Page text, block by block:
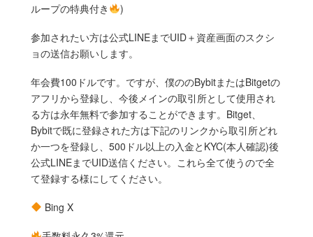
ループの特典付き
)
参加されたい方は公式LINEまでUID＋資産画面のスクシ
ョの送信お願いします。
年会費100ドルです。ですが、僕ののBybitまたはBitgetの
アフリから登録し、今後メインの取引所として使用され
る方は永年無料で参加することができます。Bitget、
Bybitで既に登録された方は下記のリンクから取引所どれ
か一つを登録し、500ドル以上の入金とKYC(本人確認)後
公式LINEまでUID送信ください。これら全て使うので全
て登録する様にしてください。
Bing X